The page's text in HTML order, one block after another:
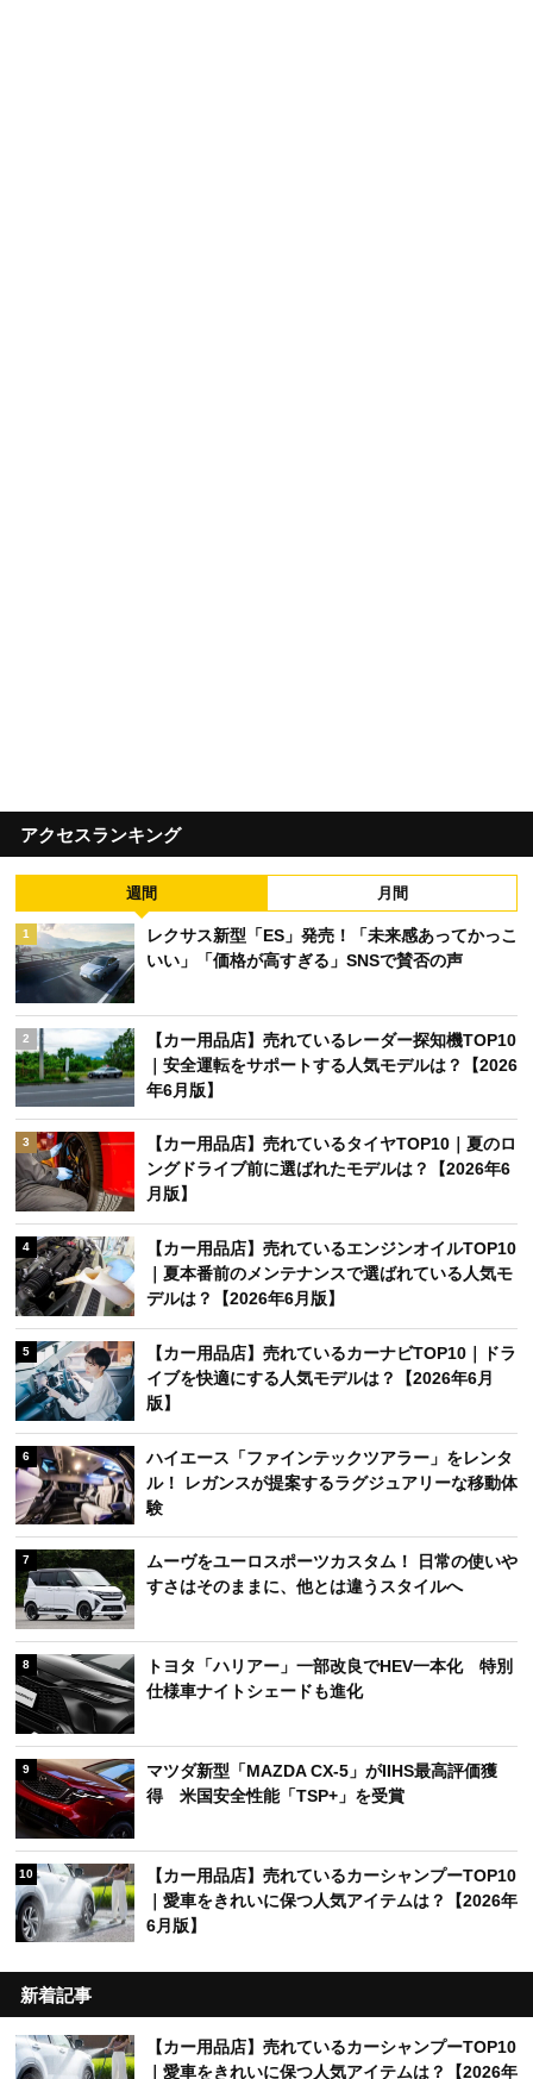
アクセスランキング
週間 月間
1
レクサス新型「ES」発売！「未来感あってかっこ
いい」「価格が高すぎる」SNSで賛否の声
2
【カー用品店】売れているレーダー探知機TOP10
｜安全運転をサポートする人気モデルは？【2026
年6月版】
3
【カー用品店】売れているタイヤTOP10｜夏のロ
ングドライブ前に選ばれたモデルは？【2026年6
月版】
4
【カー用品店】売れているエンジンオイルTOP10
｜夏本番前のメンテナンスで選ばれている人気モ
デルは？【2026年6月版】
5
【カー用品店】売れているカーナビTOP10｜ドラ
イブを快適にする人気モデルは？【2026年6月
版】
6
ハイエース「ファインテックツアラー」をレンタ
ル！ レガンスが提案するラグジュアリーな移動体
験
7
ムーヴをユーロスポーツカスタム！ 日常の使いや
すさはそのままに、他とは違うスタイルへ
8
トヨタ「ハリアー」一部改良でHEV一本化 特別
仕様車ナイトシェードも進化
9
マツダ新型「MAZDA CX-5」がIIHS最高評価獲
得 米国安全性能「TSP+」を受賞
10
【カー用品店】売れているカーシャンプーTOP10
｜愛車をきれいに保つ人気アイテムは？【2026年
6月版】
新着記事
【カー用品店】売れているカーシャンプーTOP10
｜愛車をきれいに保つ人気アイテムは？【2026年